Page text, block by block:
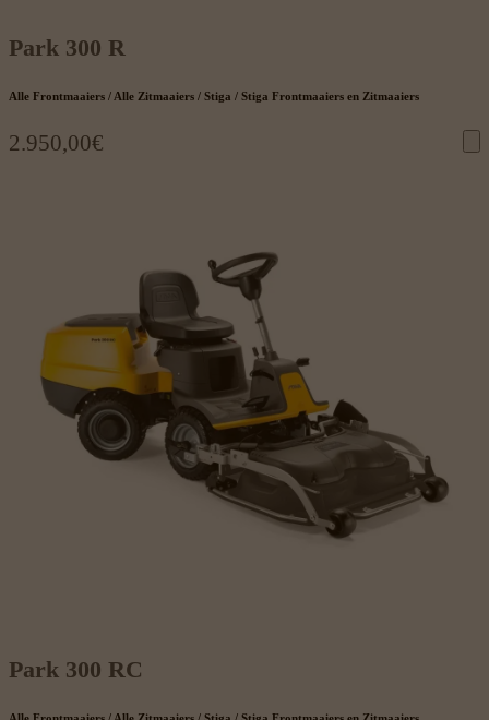
Park 300 R
Alle Frontmaaiers / Alle Zitmaaiers / Stiga / Stiga Frontmaaiers en Zitmaaiers
2.950,00€
Park 300 RC